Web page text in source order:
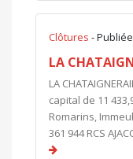
Clôtures -
LA
LA
capital de 11
Romarins,
361 944 RCS